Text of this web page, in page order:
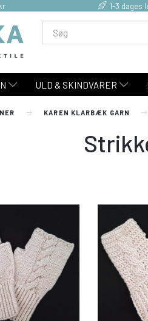
1-3 dages
ULD & SKINDVARER
KAREN KLARBÆK GARN